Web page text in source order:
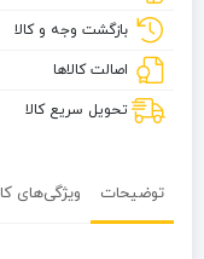
بازگشت وجه و کالا
اصالت کالاها
تحویل سریع کالا
توضیحات ویژگی‌های